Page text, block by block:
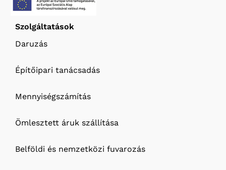
Szolgáltatások
Daruzás
Építőipari tanácsadás
Mennyiségszámítás
Ömlesztett áruk szállítása
Belföldi és nemzetközi fuvarozás